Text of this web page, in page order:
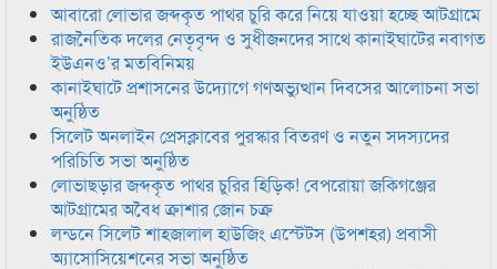
আবারো লোভার জব্দকৃত পাথর চুরি করে নিয়ে যাওয়া হচ্ছে আটগ্রামে
রাজনৈতিক দলের নেতৃবৃন্দ ও সুধীজনদের সাথে কানাইঘাটের নবাগত
ইউএনও’র মতবিনিময়
কানাইঘাটে প্রশাসনের উদ্যোগে গণঅভ্যুত্থান দিবসের আলোচনা সভা
অনুষ্ঠিত
সিলেট অনলাইন প্রেসক্লাবের পুরস্কার বিতরণ ও নতুন সদস্যদের
পরিচিতি সভা অনুষ্ঠিত
লোভাছড়ার জব্দকৃত পাথর চুরির হিড়িক! বেপরোয়া জকিগঞ্জের
আটগ্রামের অবৈধ ক্রাশার জোন চক্র
লন্ডনে সিলেট শাহজালাল হাউজিং এস্টেটস (উপশহর) প্রবাসী
অ্যাসোসিয়েশনের সভা অনুষ্ঠিত